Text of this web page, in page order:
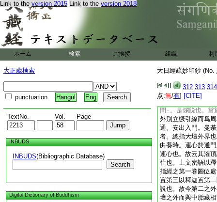
Link to the version 2015 Link to the version 2018
ホーム 検索 ご挨拶 組織 利
大正蔵検索
punctuation Hangul Eng
TextNo. Vol. Page
INBUDS
INBUDS(Bibliographic Database)
Search
Digital Dictionary of Buddhism
大日經疏妙印鈔 (No.
312 313 314
点:無/有] [CITE]
云法也。次云護摩
是即此潅頂以後。
四種法等可作之。
依法住故重言之也
養次第可持誦。故
四從初自下。明火
牒經。二明隨釋 初
二從其潅頂護摩壇
護摩壇處等四行餘
間 ニ 。是爛脱也。當
外別立橛引線而爲
通。安出入門。曼
者。總指大壇外界
供養時。運心於通
運心也。故云其潅
往也。上文密語以
指經之第一卷圖位
置第三以釋迦置第
説也。故今第二之
壇之外而與中胎藏